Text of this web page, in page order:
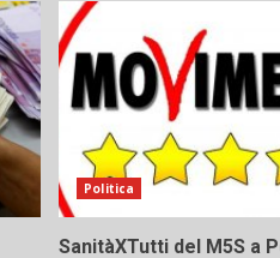
Politica
SanitàXTutti del M5S a